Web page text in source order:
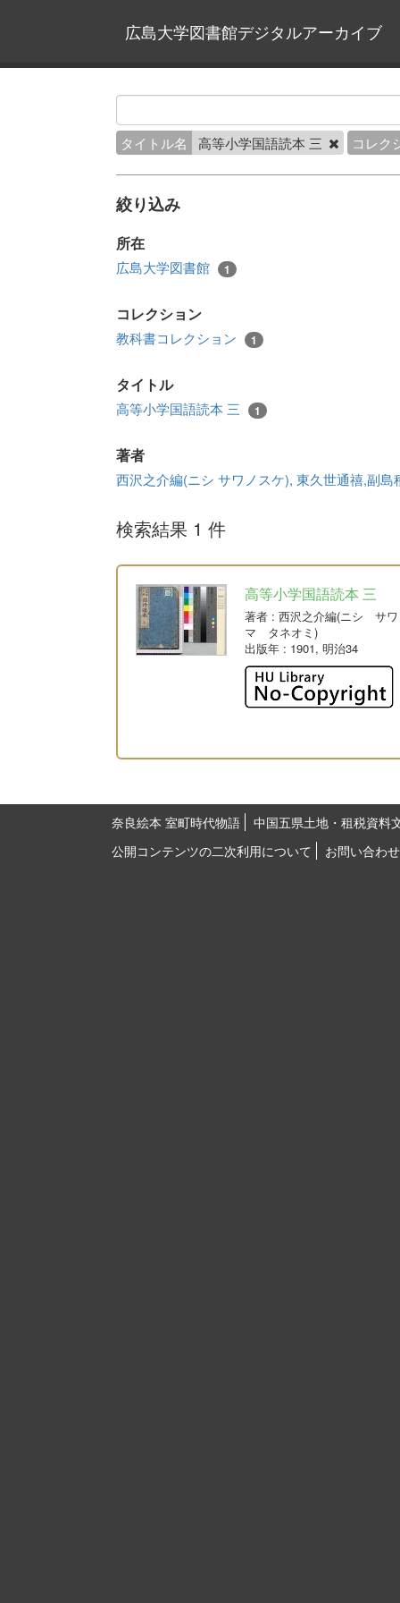
広島大学図書館デジタルアーカイブ
タイトル名 高等小学国語読本 三 コレク
絞り込み
所在
広島大学図書館 1
コレクション
教科書コレクション 1
タイトル
高等小学国語読本 三 1
著者
西沢之介編(ニシ サワノスケ), 東久世通禧,副
検索結果 1 件
高等小学国語読本 三
著者 : 西沢之介編(ニシ サ
マ タネオミ)
出版年 : 1901, 明治34
奈良絵本 室町時代物語
中国五県土地・租税資料
公開コンテンツの二次利用について
お問い合わせ